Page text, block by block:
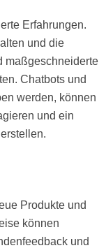
Erfahrungen.
und die
maßgeschneiderte
Chatbots und
werden, können
und ein
Produkte und
können
und